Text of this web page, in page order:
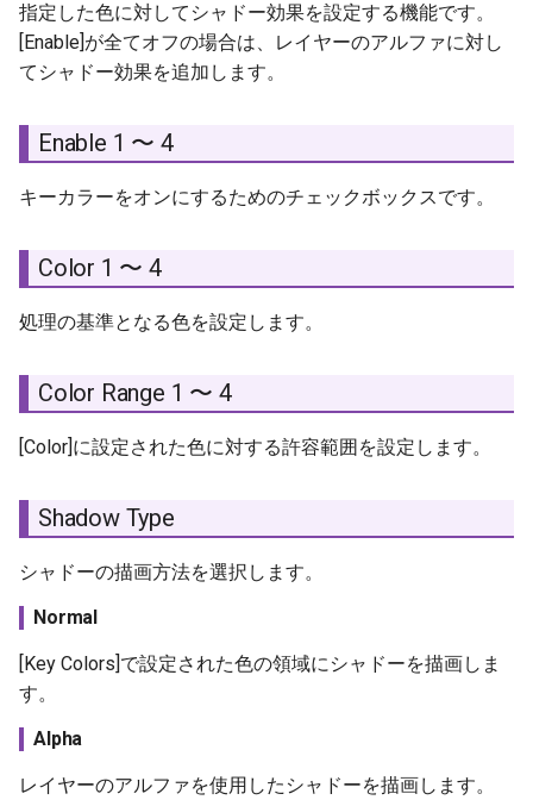
指定した色に対してシャドー効果を設定する機能です。
[Enable]が全てオフの場合は、レイヤーのアルファに対し
てシャドー効果を追加します。
Enable 1 〜 4
キーカラーをオンにするためのチェックボックスです。
Color 1 〜 4
処理の基準となる色を設定します。
Color Range 1 〜 4
[Color]に設定された色に対する許容範囲を設定します。
Shadow Type
シャドーの描画方法を選択します。
Normal
[Key Colors]で設定された色の領域にシャドーを描画しま
す。
Alpha
レイヤーのアルファを使用したシャドーを描画します。